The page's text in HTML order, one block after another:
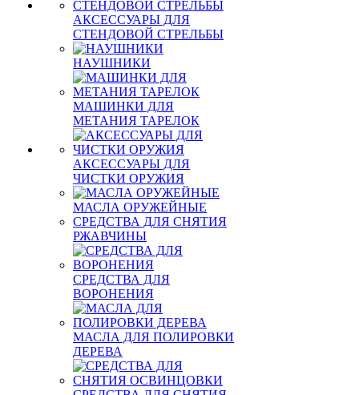
АКСЕССУАРЫ ДЛЯ
СТЕНДОВОЙ СТРЕЛЬБЫ
НАУШНИКИ
МАШИНКИ ДЛЯ
МЕТАНИЯ ТАРЕЛОК
АКСЕССУАРЫ ДЛЯ
ЧИСТКИ ОРУЖИЯ
МАСЛА ОРУЖЕЙНЫЕ
СРЕДСТВА ДЛЯ СНЯТИЯ
РЖАВЧИНЫ
СРЕДСТВА ДЛЯ
ВОРОНЕНИЯ
МАСЛА ДЛЯ ПОЛИРОВКИ
ДЕРЕВА